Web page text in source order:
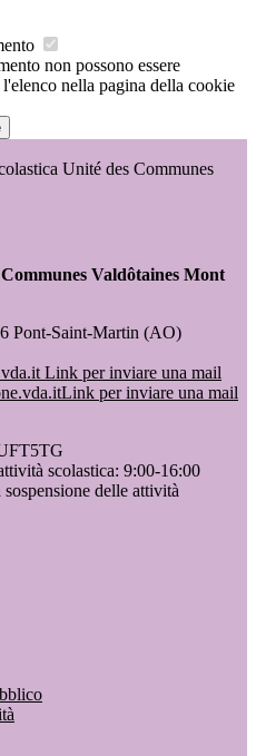
non possono essere
nella pagina della cookie
Unité des Communes
Valdôtaines Mont
Pont-Saint-Martin (AO)
Link per inviare una mail
Link per inviare una mail
scolastica: 9:00-16:00
delle attività